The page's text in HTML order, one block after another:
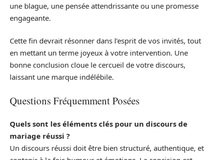
une blague, une pensée attendrissante ou une promesse
engageante.
Cette fin devrait résonner dans l’esprit de vos invités, tout
en mettant un terme joyeux à votre intervention. Une
bonne conclusion cloue le cercueil de votre discours,
laissant une marque indélébile.
Questions Fréquemment Posées
Quels sont les éléments clés pour un discours de
mariage réussi ?
Un discours réussi doit être bien structuré, authentique, et